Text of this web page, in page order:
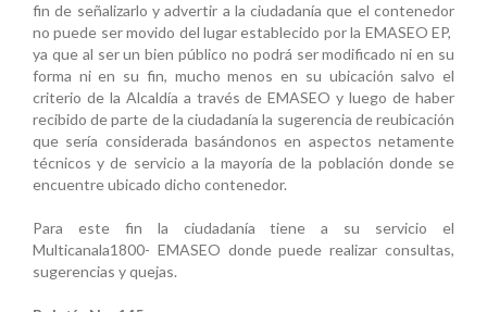
fin de señalizarlo y advertir a la ciudadanía que el contenedor
no puede ser movido del lugar establecido por la EMASEO EP,
ya que al ser un bien público no podrá ser modificado ni en su
forma ni en su fin, mucho menos en su ubicación salvo el
criterio de la Alcaldía a través de EMASEO y luego de haber
recibido de parte de la ciudadanía la sugerencia de reubicación
que sería considerada basándonos en aspectos netamente
técnicos y de servicio a la mayoría de la población donde se
encuentre ubicado dicho contenedor.
Para este fin la ciudadanía tiene a su servicio el
Multicanala1800- EMASEO donde puede realizar consultas,
sugerencias y quejas.